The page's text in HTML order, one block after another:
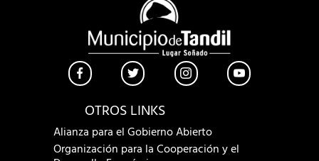
OTROS LINKS
Alianza para el Gobierno Abierto
Organización para la Cooperación y el